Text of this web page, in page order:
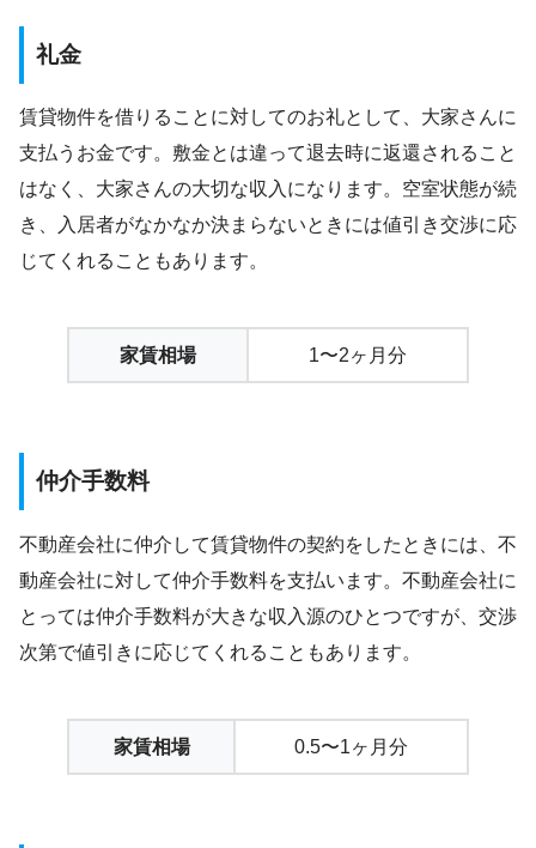
礼金
賃貸物件を借りることに対してのお礼として、大家さんに
支払うお金です。敷金とは違って退去時に返還されること
はなく、大家さんの大切な収入になります。空室状態が続
き、入居者がなかなか決まらないときには値引き交渉に応
じてくれることもあります。
家賃相場 1〜2ヶ月分
仲介手数料
不動産会社に仲介して賃貸物件の契約をしたときには、不
動産会社に対して仲介手数料を支払います。不動産会社に
とっては仲介手数料が大きな収入源のひとつですが、交渉
次第で値引きに応じてくれることもあります。
家賃相場 0.5〜1ヶ月分